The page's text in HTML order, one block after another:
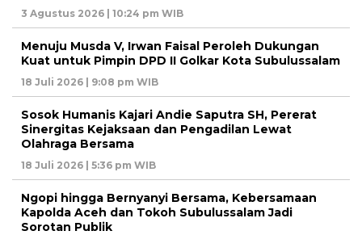
3 Agustus 2026 | 10:24 pm WIB
Menuju Musda V, Irwan Faisal Peroleh Dukungan
Kuat untuk Pimpin DPD II Golkar Kota Subulussalam
18 Juli 2026 | 9:08 pm WIB
Sosok Humanis Kajari Andie Saputra SH, Pererat
Sinergitas Kejaksaan dan Pengadilan Lewat
Olahraga Bersama
18 Juli 2026 | 5:36 pm WIB
Ngopi hingga Bernyanyi Bersama, Kebersamaan
Kapolda Aceh dan Tokoh Subulussalam Jadi
Sorotan Publik